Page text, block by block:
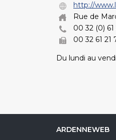
http://
Rue de
00 32 (0) 61
00 32 61 21
Du lundi au
ARDENNEWEB